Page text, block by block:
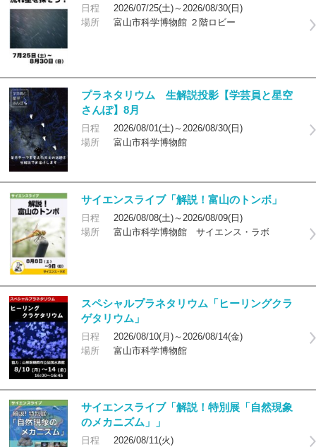
日程
2026/07/25(土)～2026/08/30(日)
場所
富山市科学博物館 ２階ロビー
プラネタリウム 生解説投影【学芸員と星空
さんぽ】8月
日程
2026/08/01(土)～2026/08/30(日)
場所
富山市科学博物館
サイエンスライブ「解説！富山のトンボ」
日程
2026/08/08(土)～2026/08/09(日)
場所
富山市科学博物館 サイエンス・ラボ
スペシャルプラネタリウム「ヒーリングクラ
ゲタリウム」
日程
2026/08/10(月)～2026/08/14(金)
場所
富山市科学博物館
サイエンスライブ「解説！特別展「自然現象
のメカニズム」」
日程
2026/08/11(火)